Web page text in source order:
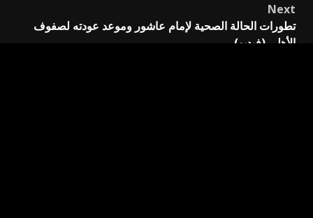
Next
تطورات الحالة الصحية لإمام عاشور وموعد عودته لصفوف
الأهلي (فيديو)